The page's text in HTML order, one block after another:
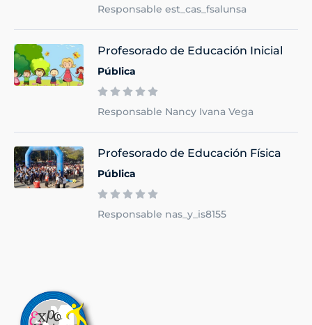
Responsable est_cas_fsalunsa
Profesorado de Educación Inicial
Pública
Responsable Nancy Ivana Vega
Profesorado de Educación Física
Pública
Responsable nas_y_is8155